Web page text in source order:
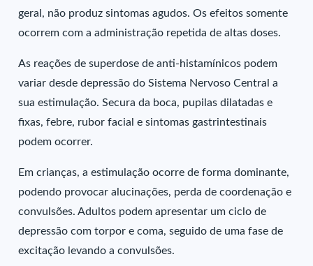
geral, não produz sintomas agudos. Os efeitos somente
ocorrem com a administração repetida de altas doses.
As reações de superdose de anti-histamínicos podem
variar desde depressão do Sistema Nervoso Central a
sua estimulação. Secura da boca, pupilas dilatadas e
fixas, febre, rubor facial e sintomas gastrintestinais
podem ocorrer.
Em crianças, a estimulação ocorre de forma dominante,
podendo provocar alucinações, perda de coordenação e
convulsões. Adultos podem apresentar um ciclo de
depressão com torpor e coma, seguido de uma fase de
excitação levando a convulsões.